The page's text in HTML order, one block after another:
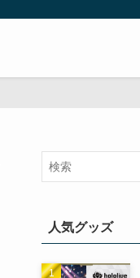
人気グッズ